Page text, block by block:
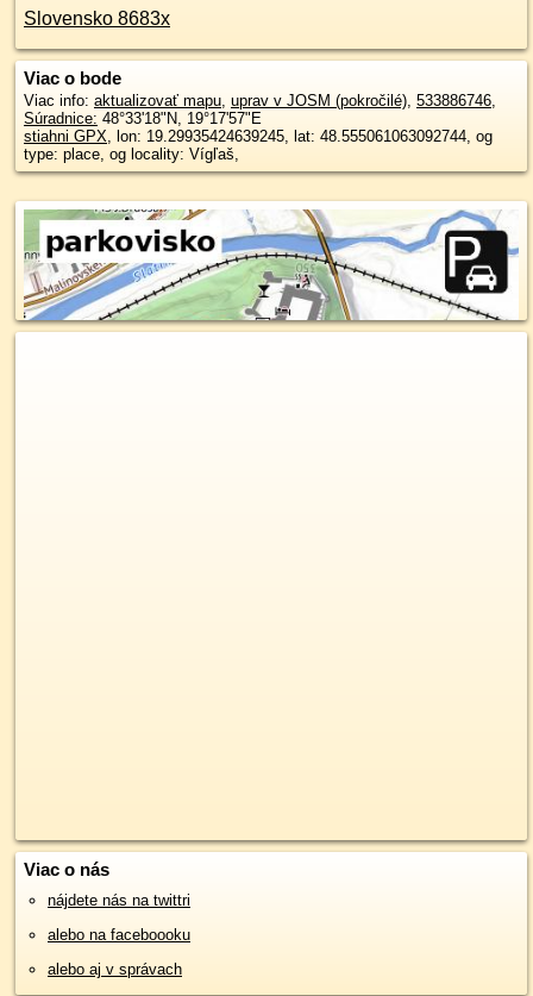
Slovensko 8683x
Viac o bode
Viac info: aktualizovať mapu uprav v JOSM (pokročilé) 533886746
Súradnice: 48°33'18"N 19°17'57"E
stiahni GPX , lon: 19.29935424639245, lat: 48.555061063092744, og
type: place, og locality: Vígľaš,
Viac o nás
nájdete nás na twittri
alebo na faceboooku
alebo aj v správach